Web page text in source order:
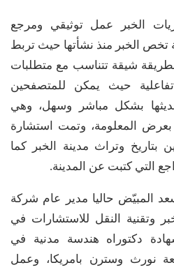
الخبر عمل توثيقي ومرجع
تخص الخبر منذ نشأتها حيث تربط
شيقة تتناسب مع متطلبات
تفاعلية حيث يمكن للمتصفحين
بشكل مباشر وسهل، وهي
المعلومة، وتمت استشارة
وتراث مدينة الخبر كما
التي كتبت عن المدينة.
المبيّض حاليا مدير عام شركة
وتقنية النقل للاستشارات في
دكتوراه هندسة مدنية في
نورث وسترن بامريكا، وعمل